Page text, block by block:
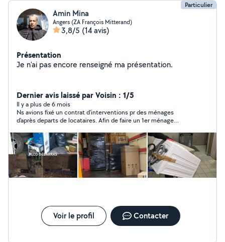
Particulier
Amin Mina
Angers (ZA François Mitterand)
3,8/5 (14 avis)
Présentation
Je n'ai pas encore renseigné ma présentation.
Dernier avis laissé par Voisin : 1/5
Il y a plus de 6 mois
Ns avions fixé un contrat d'interventions pr des ménages
d'après departs de locataires. Afin de faire un 1er ménage
Sigrid n'est pas venue. N'a plus répondu à mes messages. Il a
fallu que je retrouve une intervenante ménage en Urgence. Pas
très professionnel comme attitude...
Voir le profil Contacter